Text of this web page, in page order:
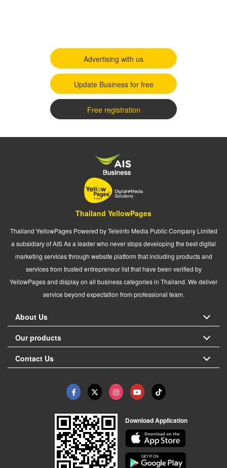
Advertising with us
Update Business for free
Free registration
Thailand YellowPages
Thailand YellowPages Powered by Teleinfo Media Public Company Limited
a subsidiary of AIS As a leader who never stops developing the best digital
marketing services through website platform that including products and
services from trusted entrepreneur list that have been verified by
YellowPages and display on all business categories in Thailand. We deliver
service beyond expectation from professional team.
About Us
Our products
Contact Us
Download Application